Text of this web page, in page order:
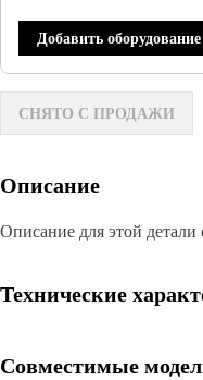
Добавить оборудование
СНЯТО С ПРОДАЖИ
Описание
Описание для этой детали
Технические
Совместимые